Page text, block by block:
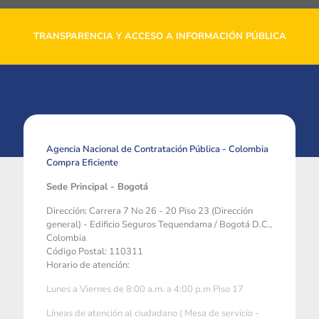
TRANSPARENCIA Y ACCESO A INFORMACIÓN PÚBLICA
Agencia Nacional de Contratación Pública - Colombia
Compra Eficiente
Sede Principal - Bogotá
Dirección: Carrera 7 No 26 - 20 Piso 23 (Dirección
general) - Edificio Seguros Tequendama / Bogotá D.C.,
Colombia
Código Postal: 110311
Horario de atención:
Lunes a Viernes de 8:00 a.m. a 4:00 p.m Piso 17
Líneas de atención al ciudadano ( Mesa de servicio -